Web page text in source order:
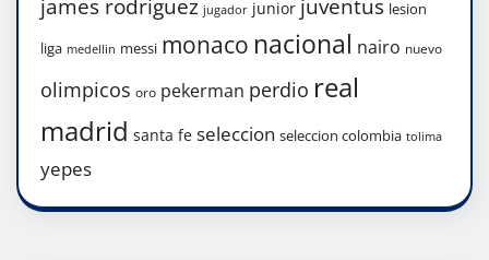
james rodriguez jugador junior juventus lesion
liga medellin messi monaco nacional nairo nuevo
olimpicos oro pekerman perdio real
madrid santa fe seleccion seleccion colombia tolima
yepes